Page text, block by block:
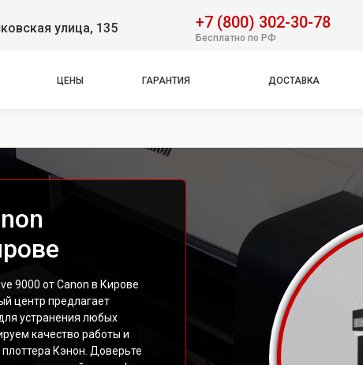
улица, 135 +7 (800) 302-30-78
Бесплатно по РФ
ЦЕНЫ ГАРАНТИЯ ДОСТАВКА
9000 от Canon в Кирове
центр предлагает
устранения любых
качество работы и
Кэнон. Доверьте